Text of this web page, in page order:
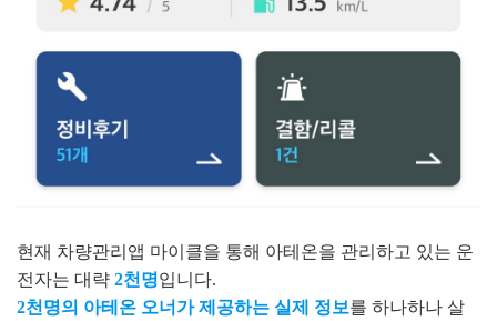
현재 차량관리앱 마이클을 통해 아테온을 관리하고 있는 운
전자는 대략 2천명입니다.
2천명의 아테온 오너가 제공하는 실제 정보를 하나하나 살